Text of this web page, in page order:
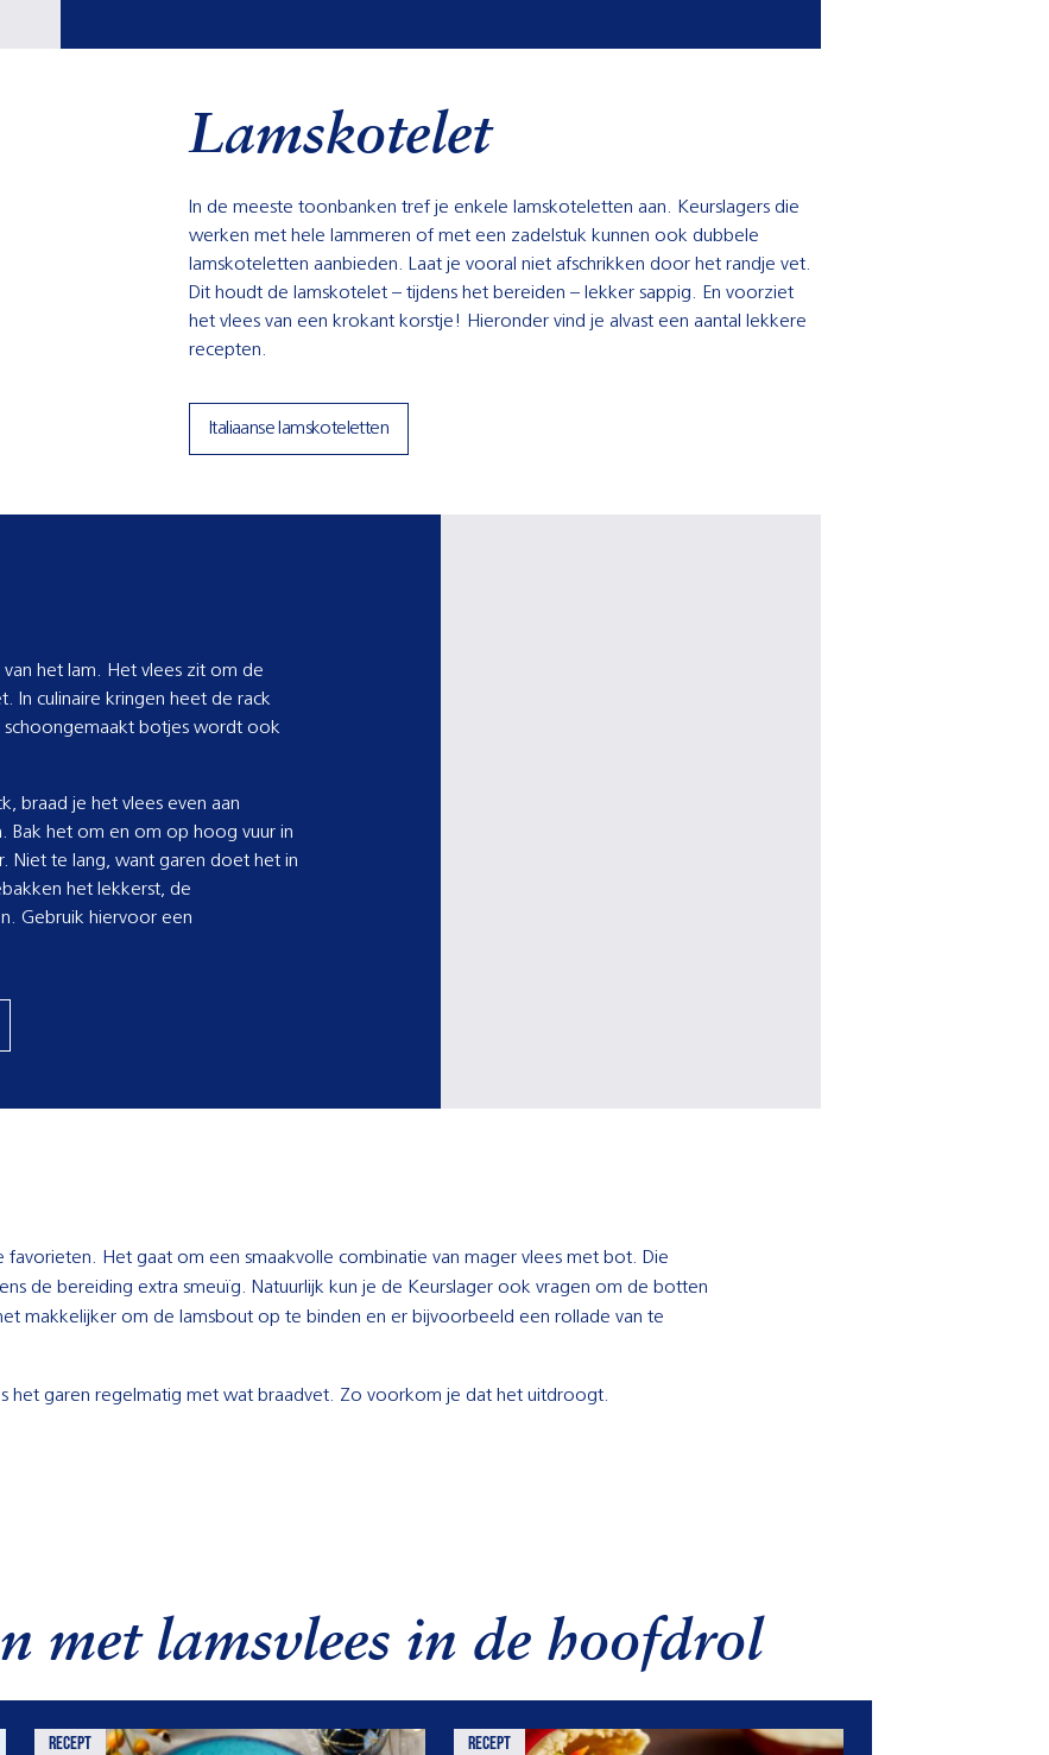
Lamskotelet
In de meeste toonbanken tref je enkele lamskoteletten aan. Keurslagers die
werken met hele lammeren of met een zadelstuk kunnen ook dubbele
lamskoteletten aanbieden. Laat je vooral niet afschrikken door het randje vet.
Dit houdt de lamskotelet – tijdens het bereiden – lekker sappig. En voorziet
het vlees van een krokant korstje! Hieronder vind je alvast een aantal lekkere
recepten.
Italiaanse lamskoteletten
van het lam. Het vlees zit om de
In culinaire kringen heet de rack
schoongemaakt botjes wordt ook
braad je het vlees even aan
Bak het om en om op hoog vuur in
Niet te lang, want garen doet het in
het lekkerst, de
Gebruik hiervoor een
Het gaat om een smaakvolle combinatie van mager vlees met bot. Die
de bereiding extra smeuïg. Natuurlijk kun je de Keurslager ook vragen om de botten
makkelijker om de lamsbout op te binden en er bijvoorbeeld een rollade van te
het garen regelmatig met wat braadvet. Zo voorkom je dat het uitdroogt.
met lamsvlees in de hoofdrol
recept recept